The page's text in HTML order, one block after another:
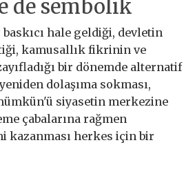
de sembolik
hale geldiği, devletin
kamusallık fikrinin ve
bir dönemde alternatif
dolaşıma sokması,
siyasetin merkezine
çabalarına rağmen
kazanması herkes için bir